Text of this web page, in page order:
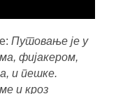
Путовање је у
фијакером,
и пешке.
и кроз